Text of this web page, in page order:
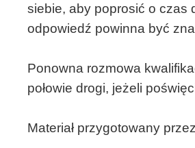
siebie, aby poprosić o czas
odpowiedź powinna być
Ponowna rozmowa
połowie drogi, jeżeli
Materiał przygotowany